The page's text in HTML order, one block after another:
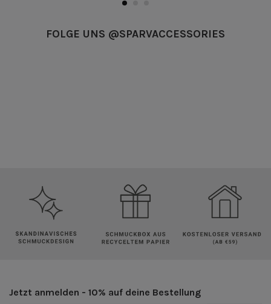
FOLGE UNS @SPARVACCESSORIES
Jetzt anmelden - 10% auf deine Bestellung